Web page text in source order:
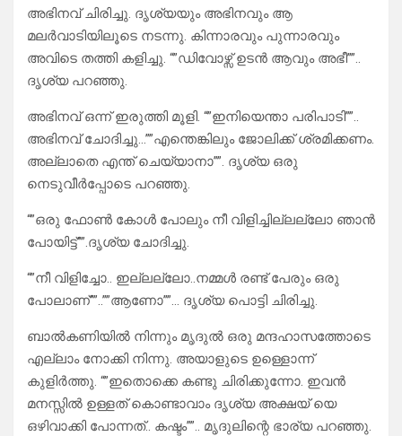
അഭിനവ് ചിരിച്ചു. ദൃശ്യയും അഭിനവും ആ
മലർവാടിയിലൂടെ നടന്നു. കിന്നാരവും പുന്നാരവും
അവിടെ തത്തി കളിച്ചു. “”ഡിവോഴ്സ് ഉടൻ ആവും അഭീ””..
ദൃശ്യ പറഞ്ഞു.
അഭിനവ് ഒന്ന് ഇരുത്തി മൂളി. “”ഇനിയെന്താ പരിപാടി””..
അഭിനവ് ചോദിച്ചു…””എന്തെങ്കിലും ജോലിക്ക് ശ്രമിക്കണം.
അല്ലാതെ എന്ത്‌ ചെയ്യാനാ””. ദൃശ്യ ഒരു
നെടുവീർപ്പോടെ പറഞ്ഞു.
“”ഒരു ഫോൺ കോൾ പോലും നീ വിളിച്ചില്ലല്ലോ ഞാൻ
പോയിട്ട്””.ദൃശ്യ ചോദിച്ചു.
“”നീ വിളിച്ചോ.. ഇല്ലല്ലോ..നമ്മൾ രണ്ട് പേരും ഒരു
പോലാണ്””..””ആണോ””… ദൃശ്യ പൊട്ടി ചിരിച്ചു.
ബാൽകണിയിൽ നിന്നും മൃദുൽ ഒരു മന്ദഹാസത്തോടെ
എല്ലാം നോക്കി നിന്നു. അയാളുടെ ഉള്ളൊന്ന്
കുളിർത്തു. “”ഇതൊക്കെ കണ്ടു ചിരിക്കുന്നോ. ഇവൻ
മനസ്സിൽ ഉള്ളത് കൊണ്ടാവാം ദൃശ്യ അക്ഷയ് യെ
ഒഴിവാക്കി പോന്നത്.. കഷ്ടം””.. മൃദുലിന്റെ ഭാര്യ പറഞ്ഞു.